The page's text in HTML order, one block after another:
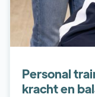
Personal
kracht en